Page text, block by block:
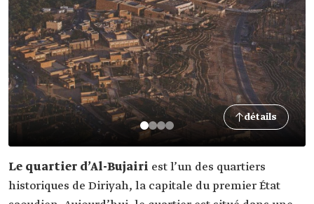
détails
Le quartier d’Al-Bujairi est l’un des quartiers
historiques de Diriyah, la capitale du premier État